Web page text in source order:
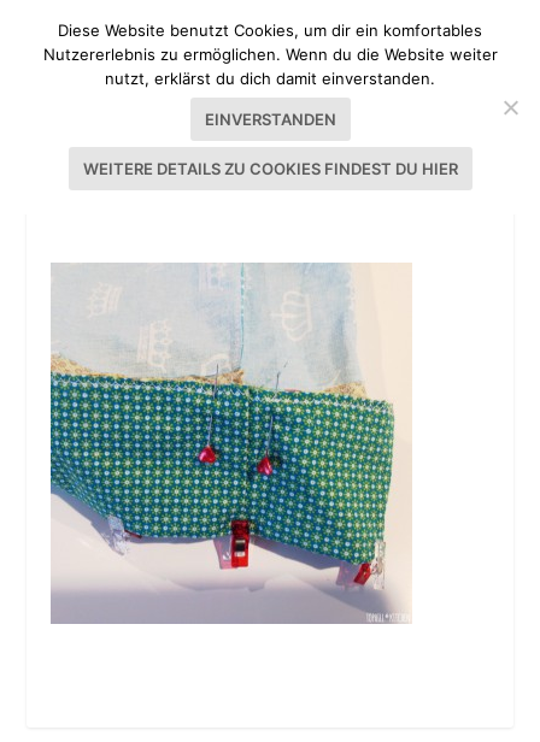
BUNTER BEZUG FÜR NACKENROLLE
Diese Website benutzt Cookies, um dir ein komfortables
Nutzererlebnis zu ermöglichen. Wenn du die Website weiter
nutzt, erklärst du dich damit einverstanden.
EINVERSTANDEN
WEITERE DETAILS ZU COOKIES FINDEST DU HIER